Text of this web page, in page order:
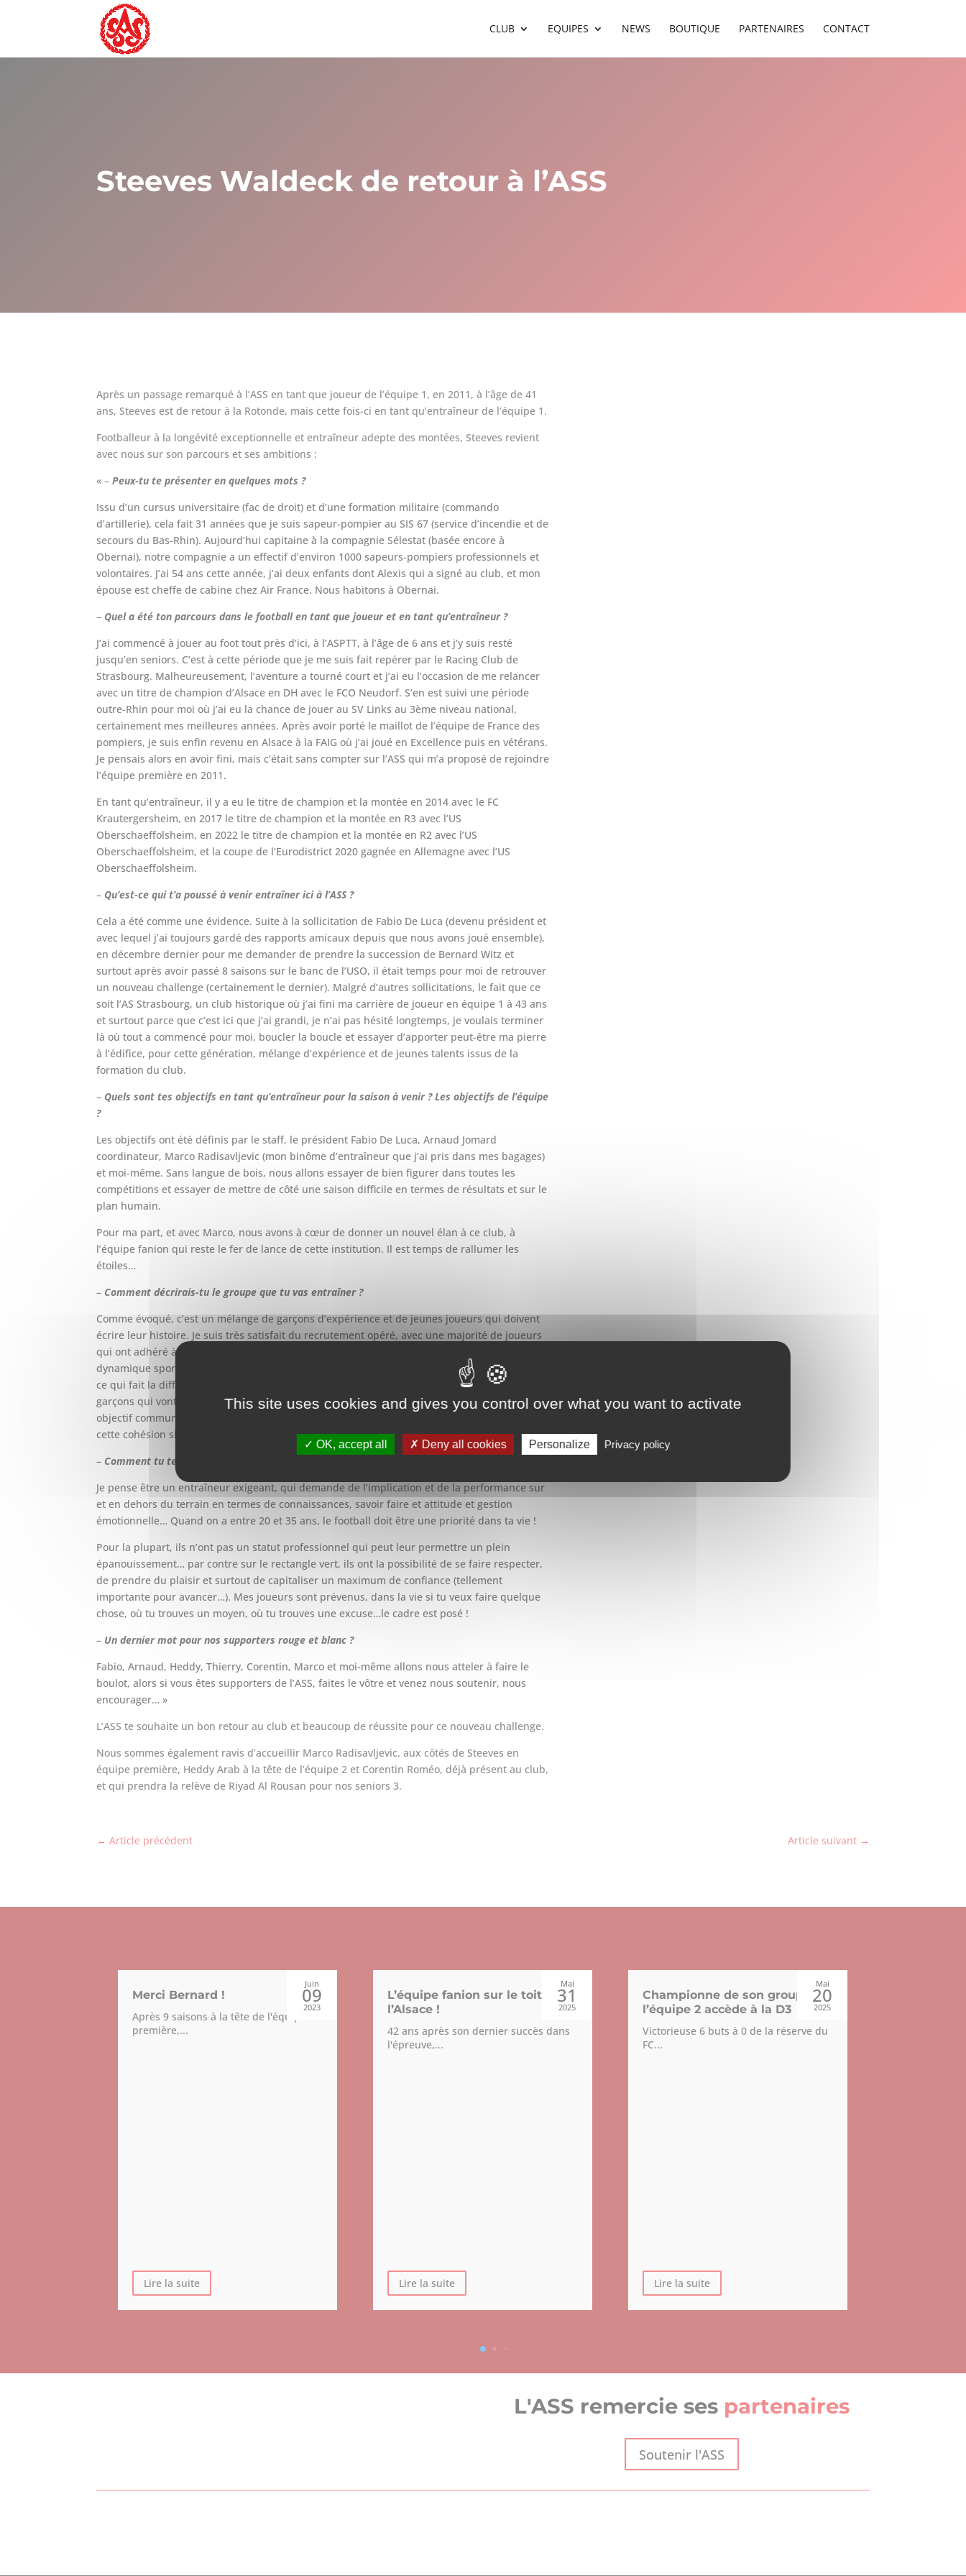
CLUB EQUIPES NEWS BOUTIQUE PARTENAIRES CONTACT
Steeves Waldeck de retour à l’ASS
Après un passage remarqué à l’ASS en tant que joueur de l’équipe 1, en 2011, à l’âge de 41
ans, Steeves est de retour à la Rotonde, mais cette fois-ci en tant qu’entraîneur de l’équipe 1.
Footballeur à la longévité exceptionnelle et entraîneur adepte des montées, Steeves revient
avec nous sur son parcours et ses ambitions :
« –Peux-tu te présenter en quelques mots ?
Issu d’un cursus universitaire (fac de droit) et d’une formation militaire (commando
d’artillerie), cela fait 31 années que je suis sapeur-pompier au SIS 67 (service d’incendie et de
secours du Bas-Rhin). Aujourd’hui capitaine à la compagnie Sélestat (basée encore à
Obernai), notre compagnie a un effectif d’environ 1000 sapeurs-pompiers professionnels et
volontaires. J’ai 54 ans cette année, j’ai deux enfants dont Alexis qui a signé au club, et mon
épouse est cheffe de cabine chez Air France. Nous habitons à Obernai.
– Quel a été ton parcours dans le football en tant que joueur et en tant qu’entraîneur ?
J’ai commencé à jouer au foot tout près d’ici, à l’ASPTT, à l’âge de 6 ans et j’y suis resté
jusqu’en seniors. C’est à cette période que je me suis fait repérer par le Racing Club de
Strasbourg. Malheureusement, l’aventure a tourné court et j’ai eu l’occasion de me relancer
avec un titre de champion d’Alsace en DH avec le FCO Neudorf. S’en est suivi une période
outre-Rhin pour moi où j’ai eu la chance de jouer au SV Links au 3ème niveau national,
certainement mes meilleures années. Après avoir porté le maillot de l’équipe de France des
pompiers, je suis enfin revenu en Alsace à la FAIG où j’ai joué en Excellence puis en vétérans.
Je pensais alors en avoir fini, mais c’était sans compter sur l’ASS qui m’a proposé de rejoindre
l’équipe première en 2011.
En tant qu’entraîneur, il y a eu le titre de champion et la montée en 2014 avec le FC
Krautergersheim, en 2017 le titre de champion et la montée en R3 avec l’US
Oberschaeffolsheim, en 2022 le titre de champion et la montée en R2 avec l’US
Oberschaeffolsheim, et la coupe de l’Eurodistrict 2020 gagnée en Allemagne avec l’US
Oberschaeffolsheim.
– Qu’est-ce qui t’a poussé à venir entraîner ici à l’ASS ?
Cela a été comme une évidence. Suite à la sollicitation de Fabio De Luca (devenu président et
avec lequel j’ai toujours gardé des rapports amicaux depuis que nous avons joué ensemble),
en décembre dernier pour me demander de prendre la succession de Bernard Witz et
surtout après avoir passé 8 saisons sur le banc de l’USO, il était temps pour moi de retrouver
un nouveau challenge (certainement le dernier). Malgré d’autres sollicitations, le fait que ce
soit l’AS Strasbourg, un club historique où j’ai fini ma carrière de joueur en équipe 1 à 43 ans
et surtout parce que c’est ici que j’ai grandi, je n’ai pas hésité longtemps, je voulais terminer
là où tout a commencé pour moi, boucler la boucle et essayer d’apporter peut-être ma pierre
à l’édifice, pour cette génération, mélange d’expérience et de jeunes talents issus de la
formation du club.
– Quels sont tes objectifs en tant qu’entraîneur pour la saison à venir ? Les objectifs de l’équipe
?
Les objectifs ont été définis par le staff, le président Fabio De Luca, Arnaud Jomard
coordinateur, Marco Radisavljevic (mon binôme d’entraîneur que j’ai pris dans mes bagages)
et moi-même. Sans langue de bois, nous allons essayer de bien figurer dans toutes les
compétitions et essayer de mettre de côté une saison difficile en termes de résultats et sur le
plan humain.
Pour ma part, et avec Marco, nous avons à cœur de donner un nouvel élan à ce club, à
l’équipe fanion qui reste le fer de lance de cette institution. Il est temps de rallumer les
étoiles…
– Comment décrirais-tu le groupe que tu vas entraîner ?
Comme évoqué, c’est un mélange de garçons d’expérience et de jeunes joueurs qui doivent
écrire leur histoire. Je suis très satisfait du recrutement opéré, avec une majorité de joueurs
qui ont adhéré à mon discours et qui se sont rapidement projetés dans cette nouvelle
dynamique sportive et humaine. Bien sûr que tous les clubs veulent gagner des matchs, mais
ce qui fait la différence, à mon sens, c’est de bâtir d’abord un groupe puis une équipe de
garçons qui vont vivre des émotions ensemble, qui vont apprendre à collaborer pour un
objectif commun… à ce titre, le club m’a validé un stage de préparation fin juillet pour créer
cette cohésion si importante pour fédérer autour des valeurs de notre club !
– Comment tu te décrirais en tant qu’entraîneur ?
Je pense être un entraîneur exigeant, qui demande de l’implication et de la performance sur
et en dehors du terrain en termes de connaissances, savoir faire et attitude et gestion
émotionnelle… Quand on a entre 20 et 35 ans, le football doit être une priorité dans ta vie !
Pour la plupart, ils n’ont pas un statut professionnel qui peut leur permettre un plein
épanouissement… par contre sur le rectangle vert, ils ont la possibilité de se faire respecter,
de prendre du plaisir et surtout de capitaliser un maximum de confiance (tellement
importante pour avancer…). Mes joueurs sont prévenus, dans la vie si tu veux faire quelque
chose, où tu trouves un moyen, où tu trouves une excuse…le cadre est posé !
– Un dernier mot pour nos supporters rouge et blanc ?
Fabio, Arnaud, Heddy, Thierry, Corentin, Marco et moi-même allons nous atteler à faire le
boulot, alors si vous êtes supporters de l’ASS, faites le vôtre et venez nous soutenir, nous
encourager… »
L’ASS te souhaite un bon retour au club et beaucoup de réussite pour ce nouveau challenge.
Nous sommes également ravis d’accueillir Marco Radisavljevic, aux côtés de Steeves en
équipe première, Heddy Arab à la tête de l’équipe 2 et Corentin Roméo, déjà présent au club,
et qui prendra la relève de Riyad Al Rousan pour nos seniors 3.
←Article précédent Article suivant→
Juin
09
2023
Merci Bernard !
Après 9 saisons à la tête de l'équipe
première,...
Lire la suite
Mai
31
2025
L’équipe fanion sur le toit de
l’Alsace !
42 ans après son dernier succès dans
l'épreuve,...
Lire la suite
Mai
20
2025
Championne de son groupe,
l’équipe 2 accède à la D3
Victorieuse 6 buts à 0 de la réserve du
FC...
Lire la suite
L'ASS remercie ses partenaires
Soutenir l'ASS
This site uses cookies and gives you control over what you want to activate
OK, accept all Deny all cookies Personalize Privacy policy